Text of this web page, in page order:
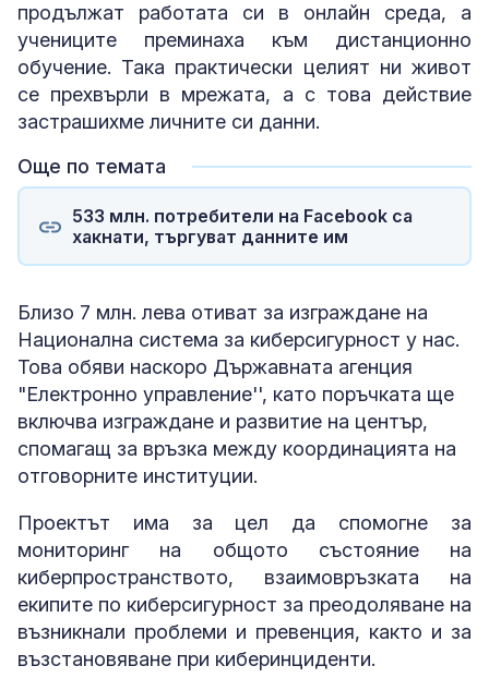
продължат работата си в онлайн среда, а
учениците преминаха към дистанционно
обучение. Така практически целият ни живот
се прехвърли в мрежата, а с това действие
застрашихме личните си данни.
Още по темата
533 млн. потребители на Facebook са
хакнати, търгуват данните им
Близо 7 млн. лева отиват за изграждане на
Национална система за киберсигурност у нас.
Това обяви наскоро Държавната агенция
"Електронно управление'', като поръчката ще
включва изграждане и развитие на център,
спомагащ за връзка между координацията на
отговорните институции.
Проектът има за цел да спомогне за
мониторинг на общото състояние на
киберпространството, взаимовръзката на
екипите по киберсигурност за преодоляване на
възникнали проблеми и превенция, както и за
възстановяване при киберинциденти.